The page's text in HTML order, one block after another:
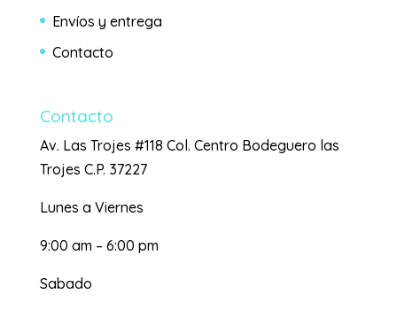
Envíos y entrega
Contacto
Contacto
Av. Las Trojes #118 Col. Centro Bodeguero las
Trojes C.P. 37227
Lunes a Viernes
9:00 am – 6:00 pm
Sabado